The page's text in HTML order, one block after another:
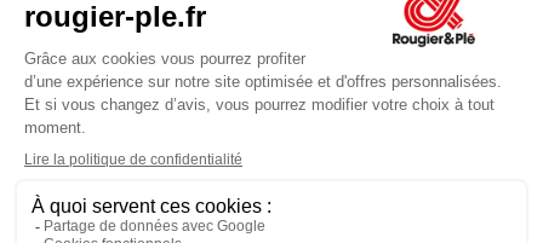
jusqu'au Vendredi à 09:30
Rougier et Plé 2024 Copyright
Mentions légales
Conditions générales des ventes